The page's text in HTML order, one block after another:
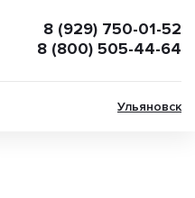
8 (929) 750-01-52
8 (800) 505-44-64
Ульяновск